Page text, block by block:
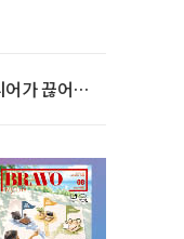
가 끊어야